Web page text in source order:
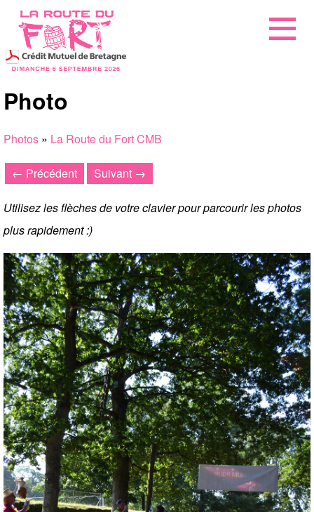
Photo
Photos » La Route du Fort CMB
← Précédent Suivant →
Utilisez les flèches de votre clavier pour parcourir les photos
plus rapidement :)